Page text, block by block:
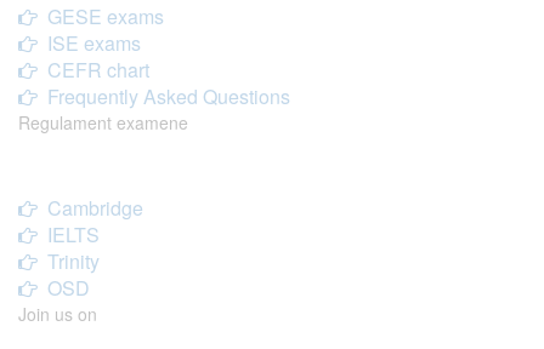
GESE exams
ISE exams
CEFR chart
Frequently Asked Questions
Regulament examene
Cambridge
IELTS
Trinity
OSD
Join us on